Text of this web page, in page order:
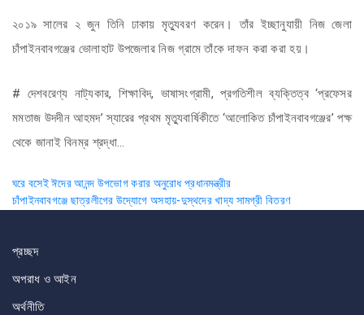
২০১৯ সালের ২ জুন তিনি ঢাকায় মৃত্যুবরণ করেন। তাঁর ইচ্ছানুযায়ী নিজ জেলা
চাঁপাইনবাবগঞ্জের ভোলাহাট উপজেলার নিজ গ্রামে তাঁকে দাফন করা করা হয়।
# দেশবরেণ্য নাট্যকার, শিক্ষাবিদ, ভাষাসংগ্রামী, প্রগতিশীল ব্যক্তিত্ব ‘প্রফেসর
মমতাজ উদদীন আহমদ’ স্যারের প্রথম মৃত্যুবার্ষিকীতে ‘আলোকিত চাঁপাইনবাবগঞ্জের’ পক্ষ
থেকে জানাই বিনম্র শ্রদ্ধা…
Post
navigation
ঘরে বসেই ঈদের আনন্দ উপভোগ করার অনুরোধ প্রধানমন্ত্রীর
চাঁপাইনবাবগঞ্জে ছাত্রলীগের উদ্যোগে অসহায়-দুস্থদের খাদ্য সামগ্রী বিতরণ
প্রচ্ছদ
অপরাধ ও আইন
অর্থনীতি